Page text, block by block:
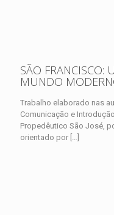
SÃO FRANCISCO:
MUNDO
Trabalho elaborado nas
Comunicação e
Propedêutico São José,
orientado por […]